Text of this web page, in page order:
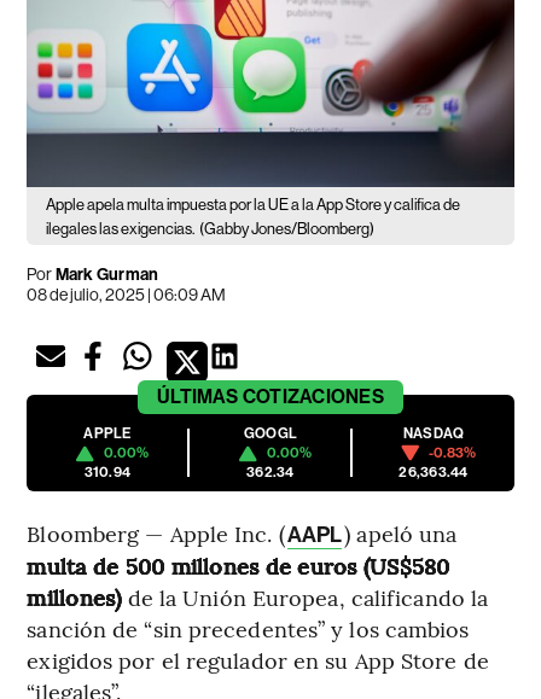
Apple apela multa impuesta por la UE a la App Store y califica de
ilegales las exigencias. (Gabby Jones/Bloomberg)
PorMark Gurman
08 de julio, 2025 | 06:09 AM
ÚLTIMAS COTIZACIONES
APPLE
0.00%
310.94
GOOGL
0.00%
362.34
NASDAQ
-0.83%
26,363.44
Bloomberg — Apple Inc. (AAPL) apeló una
multa de 500 millones de euros (US$580
millones)de la Unión Europea, calificando la
sanción de “sin precedentes” y los cambios
exigidos por el regulador en su App Store de
“ilegales”.